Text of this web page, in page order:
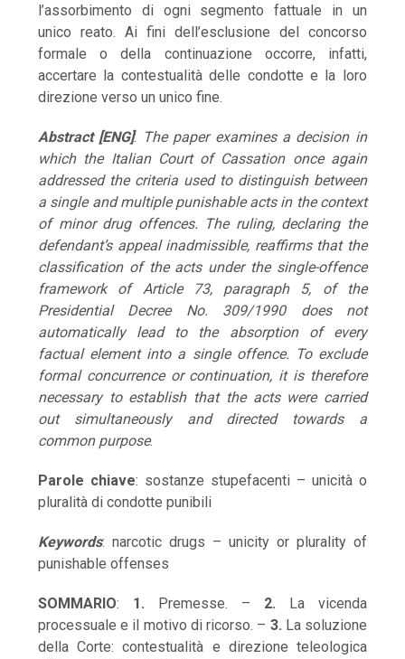
l’assorbimento di ogni segmento fattuale in un
unico reato. Ai fini dell’esclusione del concorso
formale o della continuazione occorre, infatti,
accertare la contestualità delle condotte e la loro
direzione verso un unico fine.
Abstract [ENG]: The paper examines a decision in
which the Italian Court of Cassation once again
addressed the criteria used to distinguish between
a single and multiple punishable acts in the context
of minor drug offences. The ruling, declaring the
defendant’s appeal inadmissible, reaffirms that the
classification of the acts under the single-offence
framework of Article 73, paragraph 5, of the
Presidential Decree No. 309/1990 does not
automatically lead to the absorption of every
factual element into a single offence. To exclude
formal concurrence or continuation, it is therefore
necessary to establish that the acts were carried
out simultaneously and directed towards a
common purpose.
Parole chiave: sostanze stupefacenti – unicità o
pluralità di condotte punibili
Keywords: narcotic drugs – unicity or plurality of
punishable offenses
SOMMARIO: 1. Premesse. – 2. La vicenda
processuale e il motivo di ricorso. – 3. La soluzione
della Corte: contestualità e direzione teleologica